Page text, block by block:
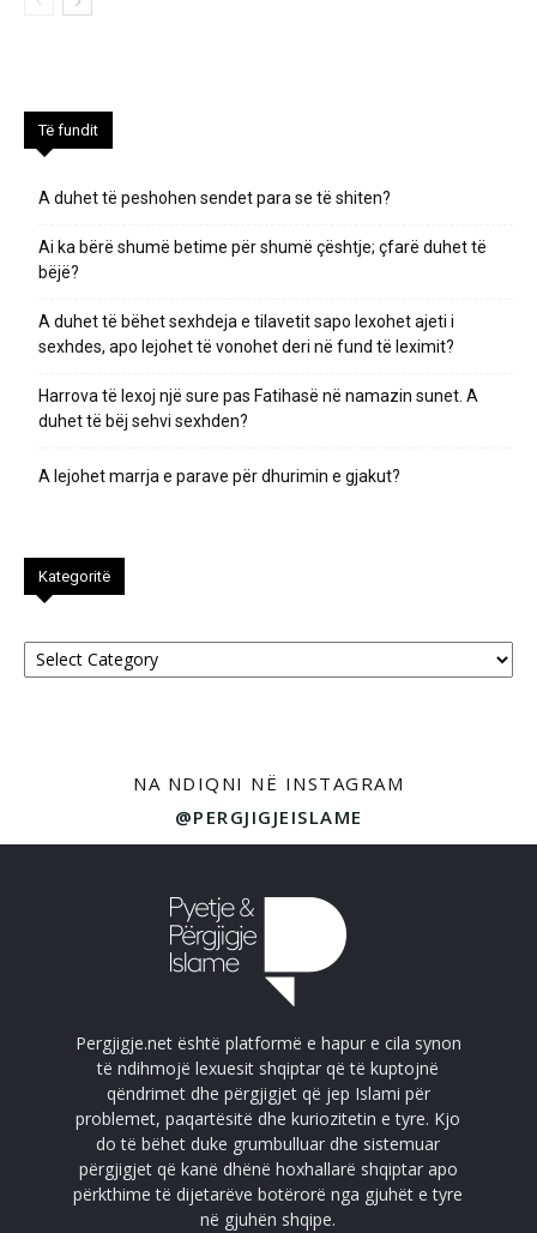
Të fundit
A duhet të peshohen sendet para se të shiten?
Ai ka bërë shumë betime për shumë çështje; çfarë duhet të
bëjë?
A duhet të bëhet sexhdeja e tilavetit sapo lexohet ajeti i
sexhdes, apo lejohet të vonohet deri në fund të leximit?
Harrova të lexoj një sure pas Fatihasë në namazin sunet. A
duhet të bëj sehvi sexhden?
A lejohet marrja e parave për dhurimin e gjakut?
Kategoritë
Kategoritë
NA NDIQNI NË INSTAGRAM
@PERGJIGJEISLAME
Pergjigje.net është platformë e hapur e cila synon
të ndihmojë lexuesit shqiptar që të kuptojnë
qëndrimet dhe përgjigjet që jep Islami për
problemet, paqartësitë dhe kuriozitetin e tyre. Kjo
do të bëhet duke grumbulluar dhe sistemuar
përgjigjet që kanë dhënë hoxhallarë shqiptar apo
përkthime të dijetarëve botërorë nga gjuhët e tyre
në gjuhën shqipe.